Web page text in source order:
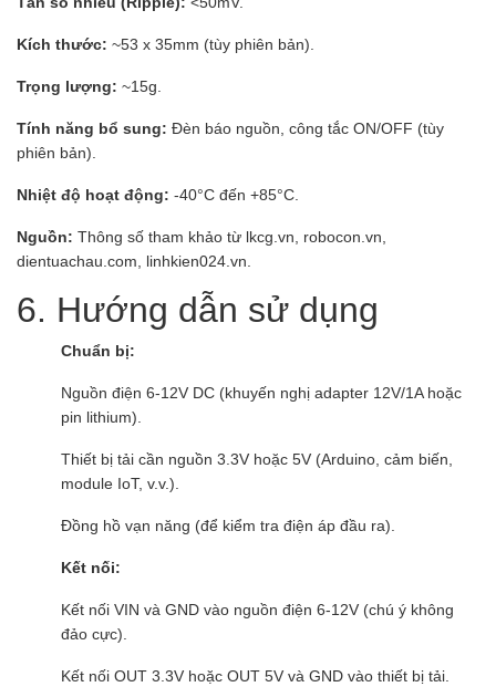
Kích thước: ~53 x 35mm (tùy phiên bản).
Trọng lượng: ~15g.
Tính năng bổ sung: Đèn báo nguồn, công tắc ON/OFF (tùy
phiên bản).
Nhiệt độ hoạt động: -40°C đến +85°C.
Nguồn: Thông số tham khảo từ lkcg.vn, robocon.vn,
dientuachau.com, linhkien024.vn.
6. Hướng dẫn sử dụng
Chuẩn bị:
Nguồn điện 6-12V DC (khuyến nghị adapter 12V/1A hoặc
pin lithium).
Thiết bị tải cần nguồn 3.3V hoặc 5V (Arduino, cảm biến,
module IoT, v.v.).
Đồng hồ vạn năng (để kiểm tra điện áp đầu ra).
Kết nối:
Kết nối VIN và GND vào nguồn điện 6-12V (chú ý không
đảo cực).
Kết nối OUT 3.3V hoặc OUT 5V và GND vào thiết bị tải.